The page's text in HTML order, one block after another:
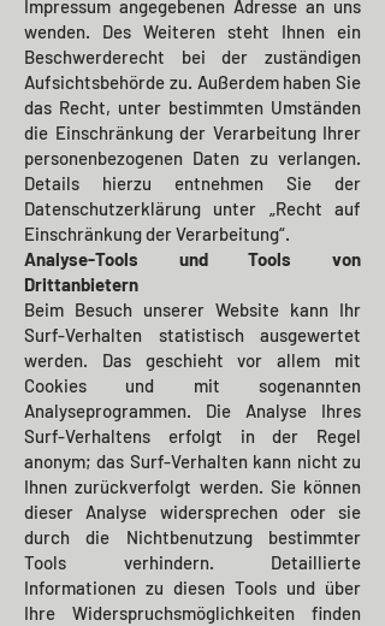
Impressum angegebenen Adresse an uns
wenden. Des Weiteren steht Ihnen ein
Beschwerderecht bei der zuständigen
Aufsichtsbehörde zu. Außerdem haben Sie
das Recht, unter bestimmten Umständen
die Einschränkung der Verarbeitung Ihrer
personenbezogenen Daten zu verlangen.
Details hierzu entnehmen Sie der
Datenschutzerklärung unter „Recht auf
Einschränkung der Verarbeitung“.
Analyse-Tools und Tools von
Drittanbietern
Beim Besuch unserer Website kann Ihr
Surf-Verhalten statistisch ausgewertet
werden. Das geschieht vor allem mit
Cookies und mit sogenannten
Analyseprogrammen. Die Analyse Ihres
Surf-Verhaltens erfolgt in der Regel
anonym; das Surf-Verhalten kann nicht zu
Ihnen zurückverfolgt werden. Sie können
dieser Analyse widersprechen oder sie
durch die Nichtbenutzung bestimmter
Tools verhindern. Detaillierte
Informationen zu diesen Tools und über
Ihre Widerspruchsmöglichkeiten finden